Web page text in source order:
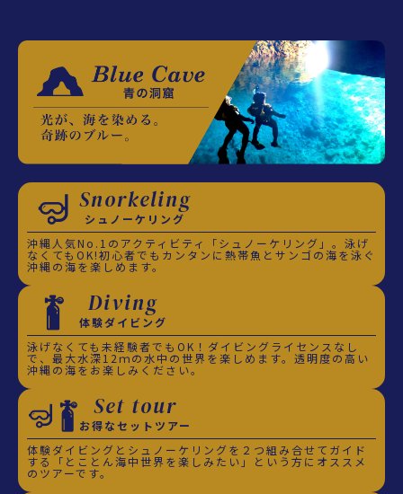
Snorkeling
シュノーケリング
沖縄人気No.1のアクティビティ「シュノーケリング」。泳げ
なくてもOK!初心者でもカンタンに熱帯魚とサンゴの海を泳ぐ
沖縄の海を楽しめます。
Diving
体験ダイビング
泳げなくても未経験者でもOK！ダイビングライセンスなし
で、最大水深12ｍの水中の世界を楽しめます。透明度の高い
沖縄の海をお楽しみください。
Set tour
お得なセットツアー
体験ダイビングとシュノーケリングを２つ組み合せてガイド
する「とことん海中世界を楽しみたい」という方にオススメ
のツアーです。